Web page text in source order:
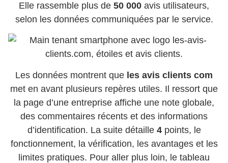
Elle rassemble plus de 50 000 avis utilisateurs,
selon les données communiquées par le service.
Les données montrent que les avis clients com
met en avant plusieurs repères utiles. Il ressort que
la page d’une entreprise affiche une note globale,
des commentaires récents et des informations
d’identification. La suite détaille 4points, le
fonctionnement, la vérification, les avantages et les
limites pratiques. Pour aller plus loin, le tableau